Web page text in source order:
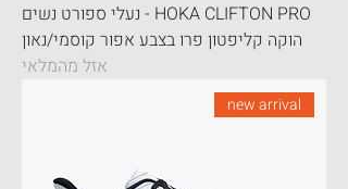
HOKA CLIFTON PRO - נעלי ספורט נשים
הוקה קליפטון פרו בצבע אפור קוסמי/נאון
אזל מהמלאי
new arrival